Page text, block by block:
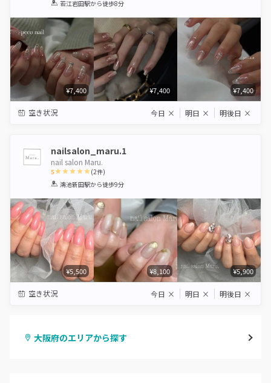
1 2 3 4 5
若江岩田駅から徒歩8分
¥7,400 ¥7,400 ¥7,400
空き状況 今日 × 明日 × 明後日 ×
nailsalon_maru.1
nail salon Maru.
5
1 2 3 4 5
(2件)
鴻池新田駅から徒歩9分
¥5,500 ¥8,100 ¥5,900
空き状況 今日 × 明日 × 明後日 ×
大阪府のエリアから探す